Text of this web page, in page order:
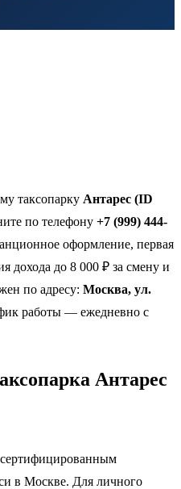
таксопарку Антарес (ID
по телефону +7 (999) 444-
оформление, первая
дохода до 8 000 ₽ за смену и
по адресу: Москва, ул.
работы — ежедневно с
Антарес
сертифицированным
в Москве. Для личного